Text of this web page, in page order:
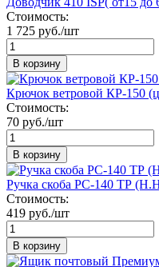
Стоимость:
1 725 руб./шт
В корзину
Крючок ветровой КР-150
Стоимость:
70 руб./шт
В корзину
Ручка скоба РС-140 ТР
Стоимость:
419 руб./шт
В корзину